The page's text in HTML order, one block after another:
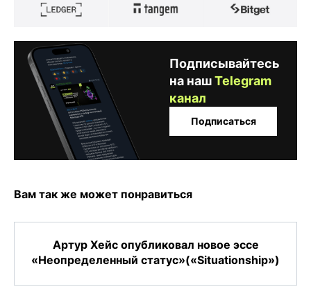
Подписывайтесь
на нашTelegram
канал
Подписаться
Вам так же может понравиться
Артур Хейс опубликовал новое эссе
«Неопределенный статус»(«Situationship»)